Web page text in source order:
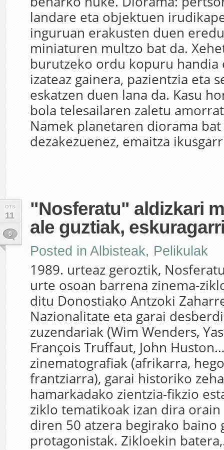
landare eta objektuen
inguruan erakusten duen
miniaturen multzo bat da.
burutzeko ordu kopuru handia
izateaz gainera, pazientzia eta
eskatzen duen lana da. Kasu
bola telesailaren zaletu
Namek planetaren diorama
dezakezuenez, emaitza
OTS
11
0
"Nosferatu" aldizkari
ale guztiak,
Posted in Albisteak, Pelikulak
1989. urteaz geroztik,
urte osoan barrena zinema-
ditu Donostiako Antzoki
Nazionalitate eta garai
zuzendariak (Wim Wenders,
François Truffaut, John
zinematografiak (afrikarra,
frantziarra), garai historiko
hamarkadako zientzia-fikzio
ziklo tematikoak izan dira
diren 50 atzera begirako baino
protagonistak. Zikloekin